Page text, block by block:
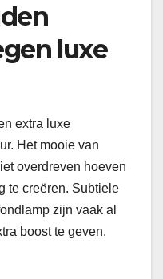
luxe
extra luxe
Het mooie van
overdreven hoeven
te creëren. Subtiele
zijn vaak al
boost te geven.